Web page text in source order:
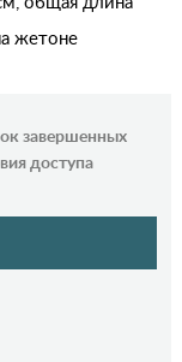
жетоне
завершенных
доступа